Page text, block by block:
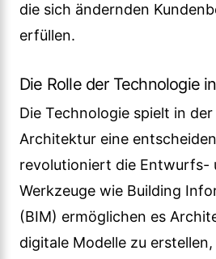
die sich ändernden
erfüllen.
Die Rolle der Technologie
Die Technologie spielt in
Architektur eine
revolutioniert die Entwurfs-
Werkzeuge wie Building
(BIM) ermöglichen es
digitale Modelle zu